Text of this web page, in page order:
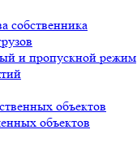
собственника
и пропускной режим
объектов
объектов